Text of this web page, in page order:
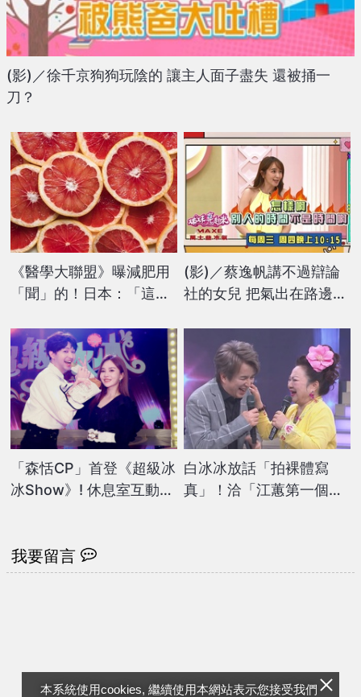
本系統使用cookies, 繼續使用本網站表示您接受我們
(影)／徐千京狗狗玩陰的 讓主人面子盡失 還被捅一
刀？
《醫學大聯盟》曝減肥用
「聞」的！日本：「這香
(影)／蔡逸帆講不過辯論
社的女兒 把氣出在路邊車
「森恬CP」首登《超級冰
冰Show》! 休息室互動曝
白冰冰放話「拍裸體寫
真」！洽「江蕙第一個男
我要留言